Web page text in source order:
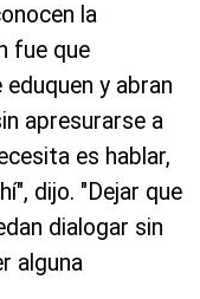
la
fue que
y abran
apresurarse a
es hablar,
dijo. "Dejar que
dialogar sin
alguna